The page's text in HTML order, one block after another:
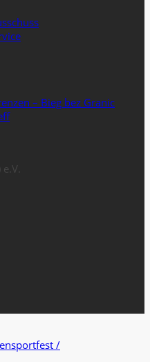
– Bieg bez Granic
/